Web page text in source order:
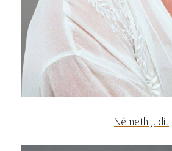
Németh Judit